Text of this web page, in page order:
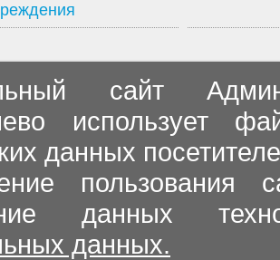
сайт
использует
данных
пользования
данных
данных.